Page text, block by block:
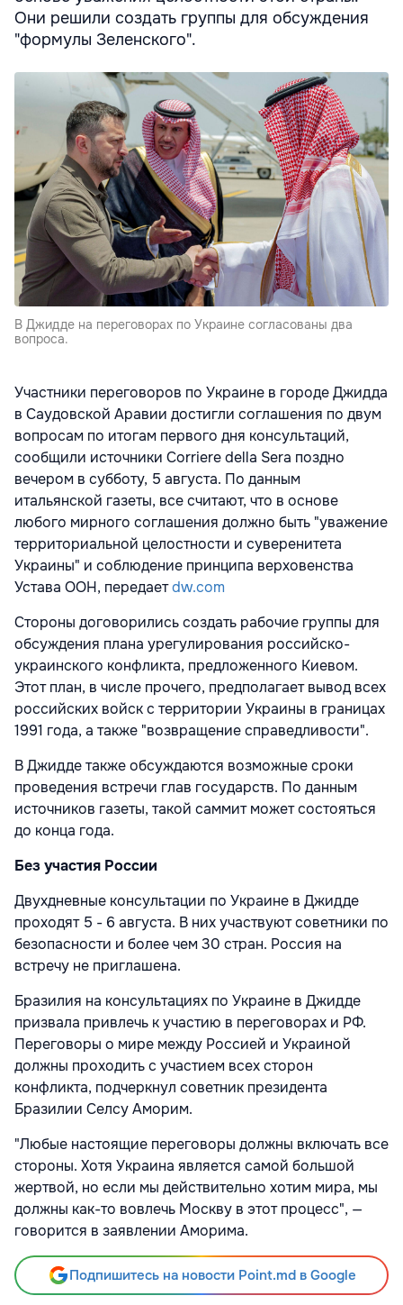
Они решили создать группы для обсуждения
"формулы Зеленского".
В Джидде на переговорах по Украине согласованы два
вопроса.
Участники переговоров по Украине в городе Джидда
в Саудовской Аравии достигли соглашения по двум
вопросам по итогам первого дня консультаций,
сообщили источники Corriere della Sera поздно
вечером в субботу, 5 августа. По данным
итальянской газеты, все считают, что в основе
любого мирного соглашения должно быть "уважение
территориальной целостности и суверенитета
Украины" и соблюдение принципа верховенства
Устава ООН, передаетdw.com
Стороны договорились создать рабочие группы для
обсуждения плана урегулирования российско-
украинского конфликта, предложенного Киевом.
Этот план, в числе прочего, предполагает вывод всех
российских войск с территории Украины в границах
1991 года, а также "возвращение справедливости".
В Джидде также обсуждаются возможные сроки
проведения встречи глав государств. По данным
источников газеты, такой саммит может состояться
до конца года.
Без участия России
Двухдневные консультации по Украине в Джидде
проходят 5 - 6 августа. В них участвуют советники по
безопасности и более чем 30 стран. Россия на
встречу не приглашена.
Бразилия на консультациях по Украине в Джидде
призвала привлечь к участию в переговорах и РФ.
Переговоры о мире между Россией и Украиной
должны проходить с участием всех сторон
конфликта, подчеркнул советник президента
Бразилии Селсу Аморим.
"Любые настоящие переговоры должны включать все
стороны. Хотя Украина является самой большой
жертвой, но если мы действительно хотим мира, мы
должны как-то вовлечь Москву в этот процесс", —
говорится в заявлении Аморима.
Подпишитесь на новости Point.md в Google